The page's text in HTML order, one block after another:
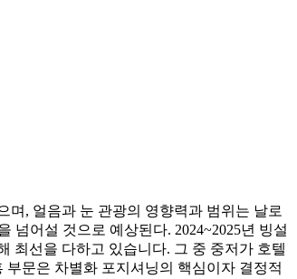
며, 얼음과 눈 관광의 영향력과 범위는 날로
넘어설 것으로 예상된다. 2024~2025년 빙설
최선을 다하고 있습니다. 그 중 중저가 호텔
문은 차별화 포지셔닝의 핵심이자 결정적